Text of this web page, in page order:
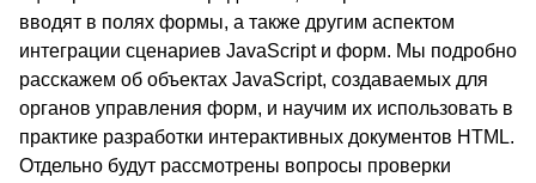
вводят в полях формы, а также другим аспектом
интеграции сценариев JavaScript и форм. Мы подробно
расскажем об объектах JavaScript, создаваемых для
органов управления форм, и научим их использовать в
практике разработки интерактивных документов HTML.
Отдельно будут рассмотрены вопросы проверки